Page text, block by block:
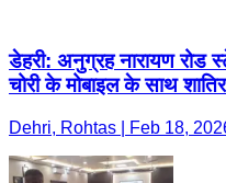
डेहरी: अनुग्रह नारायण रोड
चोरी के मोबाइल के साथ
Dehri, Rohtas | Feb 18,